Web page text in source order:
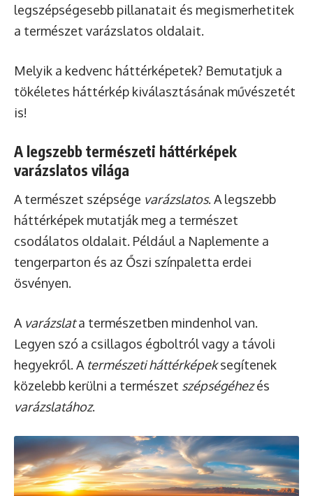
legszépségesebb pillanatait és megismerhetitek
a természet varázslatos oldalait.
Melyik a kedvenc háttérképetek? Bemutatjuk a
tökéletes háttérkép kiválasztásának művészetét
is!
A legszebb természeti háttérképek
varázslatos világa
A természet szépsége varázslatos. A legszebb
háttérképek mutatják meg a természet
csodálatos oldalait. Például a Naplemente a
tengerparton és az Őszi színpaletta erdei
ösvényen.
A varázslata természetben mindenhol van.
Legyen szó a csillagos égboltról vagy a távoli
hegyekről. A természeti háttérképeksegítenek
közelebb kerülni a természet szépségéhezés
varázslatához.